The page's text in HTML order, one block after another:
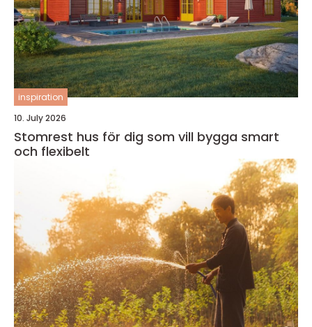
inspiration
10. July 2026
Stomrest hus för dig som vill bygga smart
och flexibelt